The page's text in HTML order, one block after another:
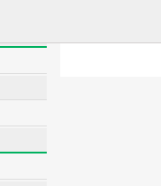
Ochrony Danych:
są zgodnie z
z przepisów
osoby, której